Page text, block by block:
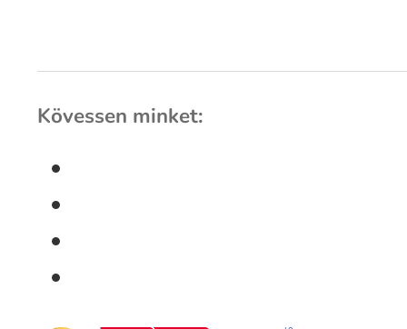
Kövessen minket: